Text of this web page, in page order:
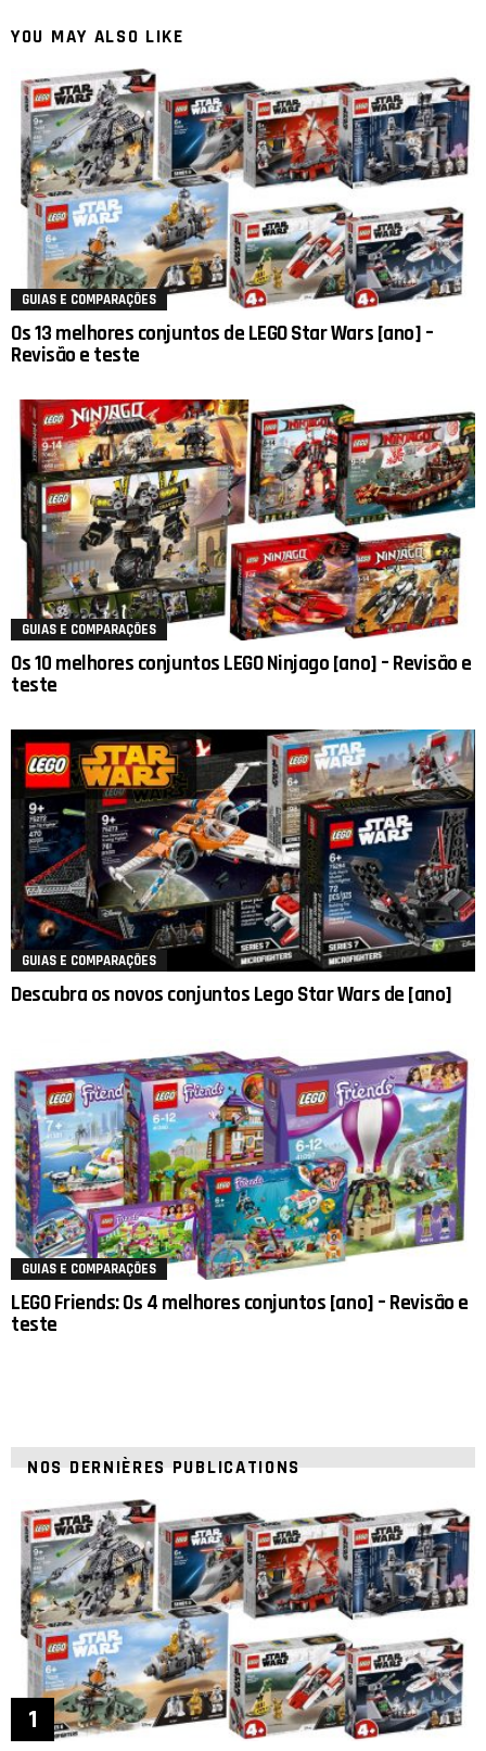
YOU MAY ALSO LIKE
GUIAS E COMPARAÇÕES
Os 13 melhores conjuntos de LEGO Star Wars [ano] –
Revisão e teste
GUIAS E COMPARAÇÕES
Os 10 melhores conjuntos LEGO Ninjago [ano] – Revisão e
teste
GUIAS E COMPARAÇÕES
Descubra os novos conjuntos Lego Star Wars de [ano]
GUIAS E COMPARAÇÕES
LEGO Friends: Os 4 melhores conjuntos [ano] – Revisão e
teste
NOS DERNIÈRES PUBLICATIONS